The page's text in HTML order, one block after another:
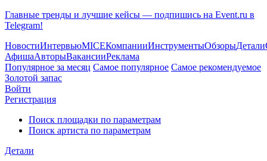
Главные тренды и лучшие кейсы — подпишись на Event.ru в
Telegram!
НовостиИнтервьюMICEКомпанииИнструментыОбзорыДетали
АфишаАвторыВакансииРеклама
Популярное за месяц Самое популярное Самое рекомендуемое
Золотой запас
Войти
Регистрация
Поиск площадки по параметрам
Поиск артиста по параметрам
Детали